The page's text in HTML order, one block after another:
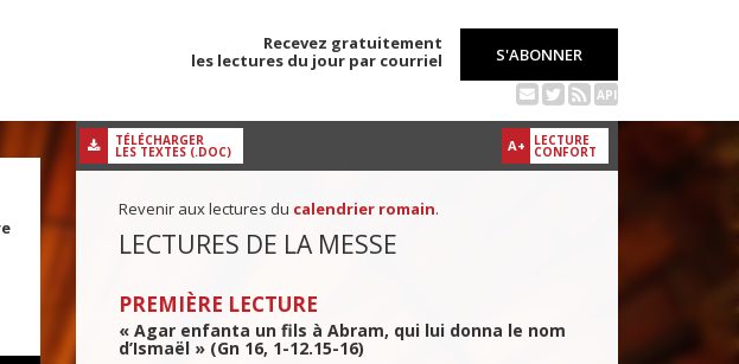
Recevez gratuitement
les lectures du jour par courriel
S'ABONNER
API
A+ LECTURE
CONFORT
TÉLÉCHARGER
LES TEXTES (.DOC)
Revenir aux lectures du calendrier romain.
LECTURES DE LA MESSE
PREMIÈRE LECTURE
« Agar enfanta un fils à Abram, qui lui donna le nom
d’Ismaël » (Gn 16, 1-12.15-16)